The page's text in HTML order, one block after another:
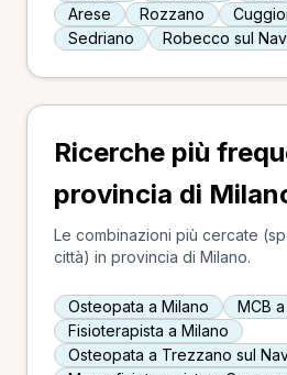
Arese
Rozzano
Sedriano
Robecco sul
Ricerche più
provincia di
Le combinazioni più cercate
città) in provincia di Milano.
Osteopata a Milano
MCB
Fisioterapista a Milano
Osteopata a Trezzano sul